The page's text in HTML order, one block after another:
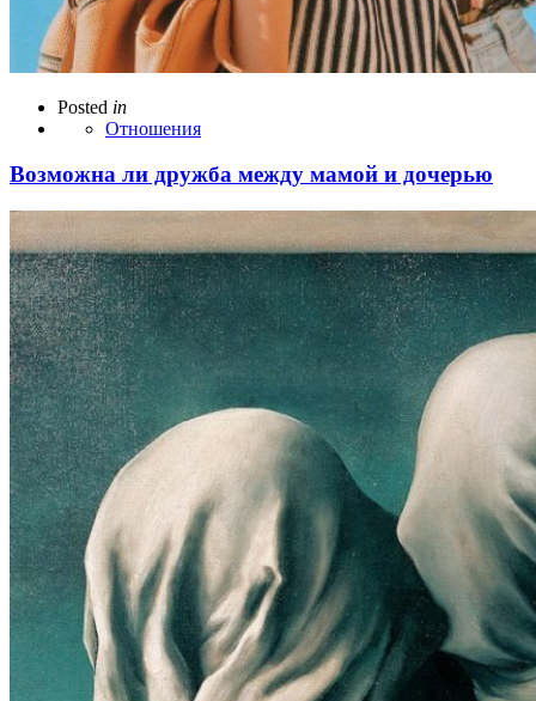
Posted in
Отношения
Возможна ли дружба между мамой и дочерью